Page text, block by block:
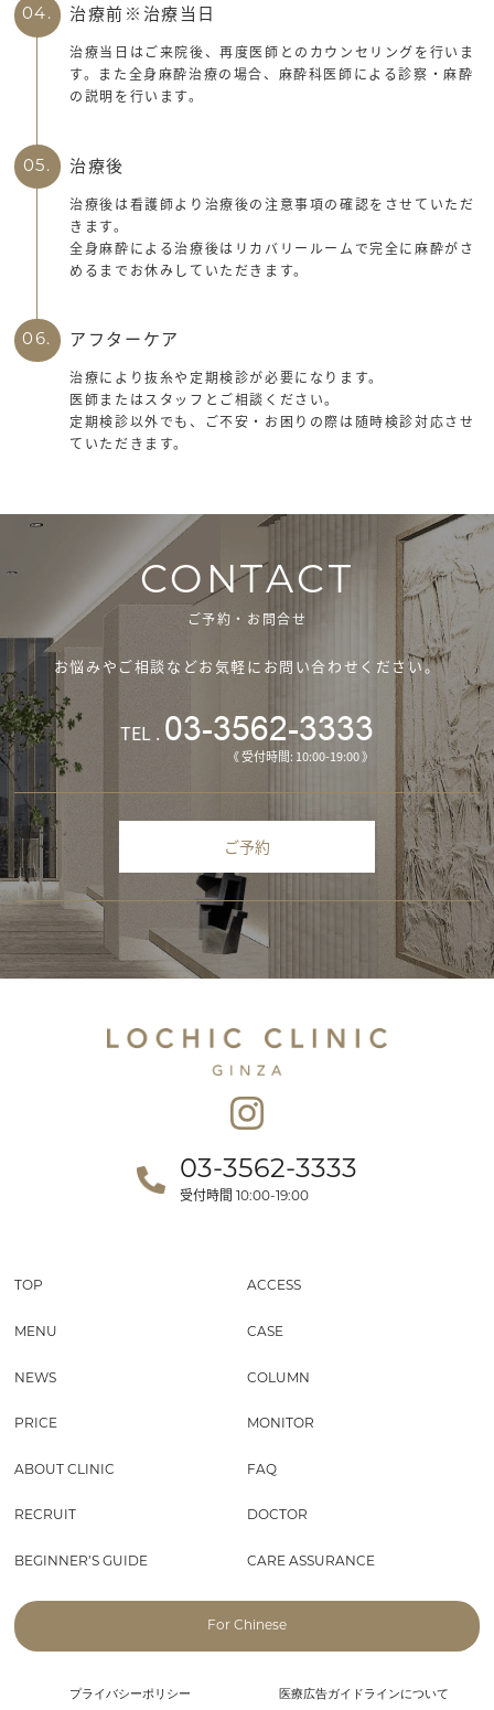
04. 治療前※治療当日
治療当日はご来院後、再度医師とのカウンセリングを行いま
す。また全身麻酔治療の場合、麻酔科医師による診察・麻酔
の説明を行います。
05. 治療後
治療後は看護師より治療後の注意事項の確認をさせていただ
きます。
全身麻酔による治療後はリカバリールームで完全に麻酔がさ
めるまでお休みしていただきます。
06. アフターケア
治療により抜糸や定期検診が必要になります。
医師またはスタッフとご相談ください。
定期検診以外でも、ご不安・お困りの際は随時検診対応させ
ていただきます。
CONTACT
ご予約・お問合せ
お悩みやご相談などお気軽にお問い合わせください。
TEL . 03-3562-3333
《 受付時間: 10:00-19:00 》
ご予約
03-3562-3333
受付時間 10:00-19:00
TOP ACCESS
MENU CASE
NEWS COLUMN
PRICE MONITOR
ABOUT CLINIC FAQ
RECRUIT DOCTOR
BEGINNER’S GUIDE CARE ASSURANCE
For Chinese
プライバシーポリシー 医療広告ガイドラインについて